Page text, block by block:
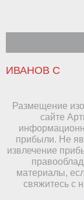
ИВАНОВ С
Размещение
сайте
прибыли. Не
извлечение
материалы,
свяжитесь с